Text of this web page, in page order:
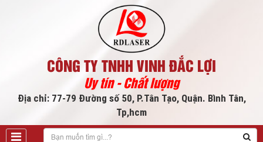
CÔNG TY TNHH VINH ĐẮC LỢI
Uy tín - Chất lượng
Địa chỉ: 77-79 Đường số 50, P.Tân Tạo, Quận. Bình Tân,
Tp,hcm